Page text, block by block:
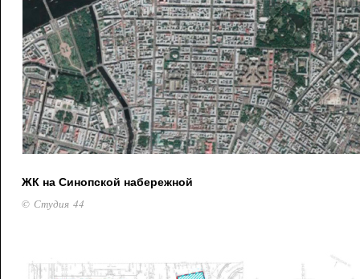
ЖК на Синопской набережной
© Студия 44